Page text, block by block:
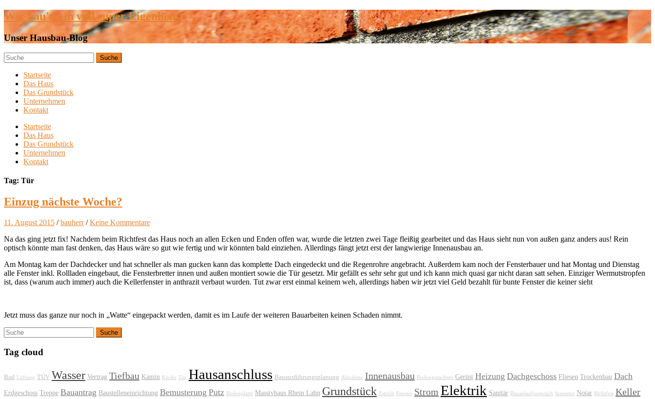
Wir bau'n ein voll super Eigenheim
Unser Hausbau-Blog
Startseite
Das Haus
Das Grundstück
Unternehmen
Kontakt
Startseite
Das Haus
Das Grundstück
Unternehmen
Kontakt
Tag: Tür
Einzug nächste Woche?
11. August 2015 /bauherr /Keine Kommentare
Na das ging jetzt fix! Nachdem beim Richtfest das Haus noch an allen Ecken und Enden offen war, wurde die letzten zwei Tage fleißig gearbeitet und das Haus sieht nun von außen ganz anders aus! Rein
optisch könnte man fast denken, das Haus wäre so gut wie fertig und wir könnten bald einziehen. Allerdings fängt jetzt erst der langwierige Innenausbau an.
Am Montag kam der Dachdecker und hat schneller als man gucken kann das komplette Dach eingedeckt und die Regenrohre angebracht. Außerdem kam noch der Fensterbauer und hat Montag und Dienstag
alle Fenster inkl. Rollladen eingebaut, die Fensterbretter innen und außen montiert sowie die Tür gesetzt. Mir gefällt es sehr sehr gut und ich kann mich quasi gar nicht daran satt sehen. Einziger Wermutstropfen
ist, dass (warum auch immer) auch die Kellerfenster in anthrazit verbaut wurden. Tut zwar erst einmal keinem weh, allerdings haben wir jetzt viel Geld bezahlt für bunte Fenster die keiner sieht
Jetzt muss das ganze nur noch in „Watte“ eingepackt werden, damit es im Laufe der weiteren Bauarbeiten keinen Schaden nimmt.
Tag cloud
Bad Lüftung TÜV Wasser Vertrag Tiefbau Kamin Küche Tür Hausanschluss Bauausführungsplanung Abnahme Innenausbau Bodengutachten Gerüst Heizung Dachgeschoss Fliesen Trockenbau Dach
Erdgeschoss Treppe Bauantrag Baustelleneinrichtung Bemusterung Putz Bodenplatte Massivhaus Rhein Lahn Grundstück Estrich Fenster Strom Elektrik Sanitär Bauanlaufgespräch Innentür Notar Richtfest Keller